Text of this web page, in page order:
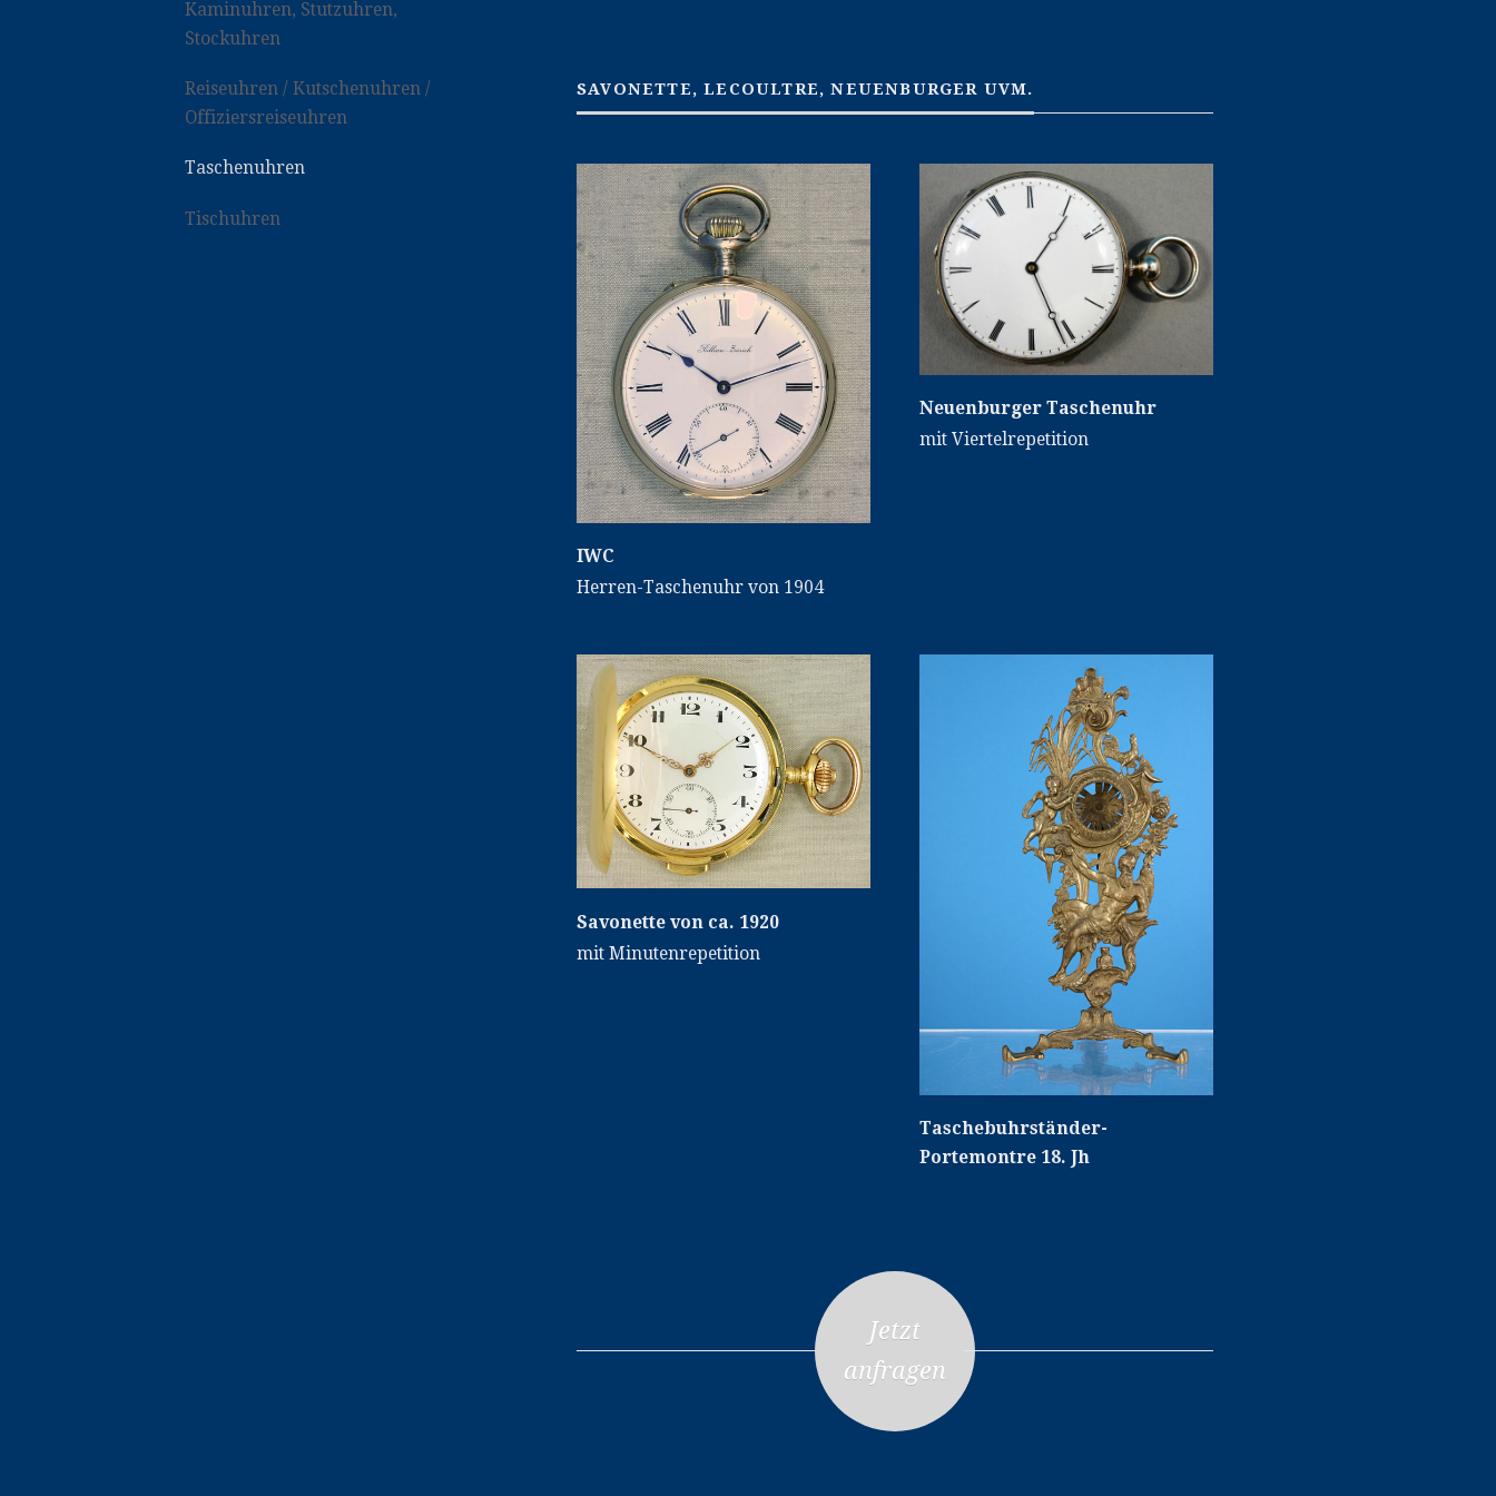
SAVONETTE, LECOULTRE, NEUENBURGER UVM.
IWC
Herren-Taschenuhr von 1904
Neuenburger Taschenuhr
mit Viertelrepetition
Savonette von ca. 1920
mit Minutenrepetition
Taschebuhrständer-
Portemontre 18. Jh
Jetzt
anfragen
Kaminuhren, Stutzuhren,
Stockuhren
Reiseuhren / Kutschenuhren /
Offiziersreiseuhren
Taschenuhren
Tischuhren